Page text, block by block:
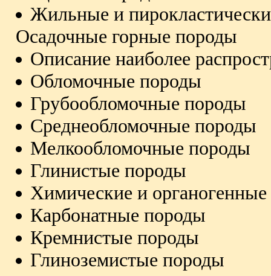
Жильные и
Осадочные горные породы
Описание наиболее
Обломочные породы
Грубообломочные породы
Среднеобломочные породы
Мелкообломочные породы
Глинистые породы
Химические и
Карбонатные породы
Кремнистые породы
Глиноземистые породы